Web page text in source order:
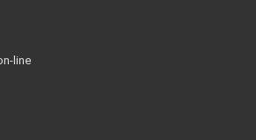
line